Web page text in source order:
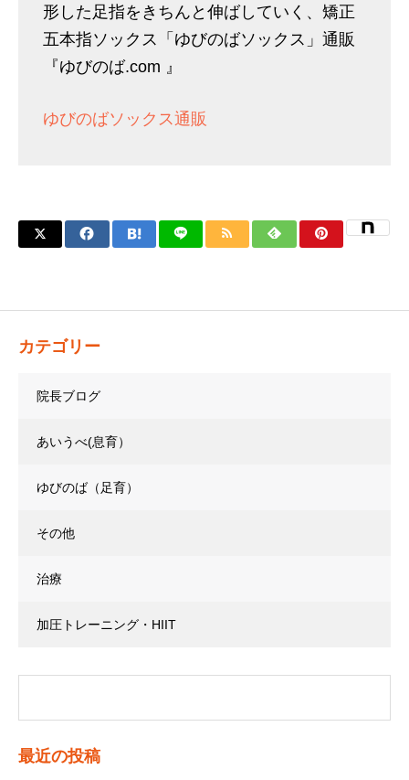
形した足指をきちんと伸ばしていく、矯正
五本指ソックス「ゆびのばソックス」通販
『ゆびのば.com 』
ゆびのばソックス通販
カテゴリー
院長ブログ
あいうべ(息育）
ゆびのば（足育）
その他
治療
加圧トレーニング・HIIT
最近の投稿